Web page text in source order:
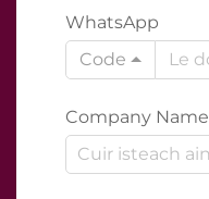
WhatsApp
Code
Company Name